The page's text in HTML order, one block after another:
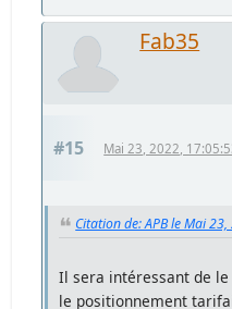
Fab35
#15 Mai 23, 2022,
Citation de: APB le Mai
Il sera intéressant de
le positionnement